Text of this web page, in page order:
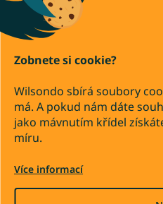
Zobnete si cookie?
Wilsondo sbírá soubory
má. A pokud nám dáte
jako mávnutím křídel
míru.
Více informací